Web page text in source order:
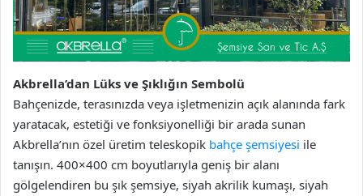
Akbrella’dan Lüks ve Şıklığın Sembolü
Bahçenizde, terasınızda veya işletmenizin açık alanında fark
yaratacak, estetiği ve fonksiyonelliği bir arada sunan
Akbrella’nın özel üretim teleskopik bahçe şemsiyesi ile
tanışın. 400×400 cm boyutlarıyla geniş bir alanı
gölgelendiren bu şık şemsiye, siyah akrilik kumaşı, siyah